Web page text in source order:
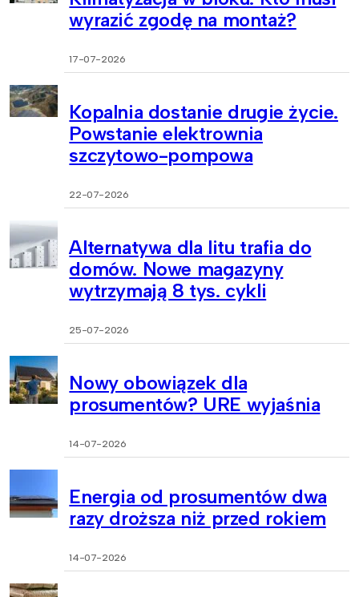
wyrazić zgodę na montaż?
17-07-2026
Kopalnia dostanie drugie życie.
Powstanie elektrownia
szczytowo-pompowa
22-07-2026
Alternatywa dla litu trafia do
domów. Nowe magazyny
wytrzymają 8 tys. cykli
25-07-2026
Nowy obowiązek dla
prosumentów? URE wyjaśnia
14-07-2026
Energia od prosumentów dwa
razy droższa niż przed rokiem
14-07-2026